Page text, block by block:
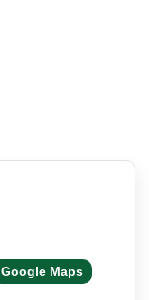
Google Maps